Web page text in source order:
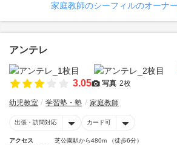
家庭教師のシーフィルのオーナ
アンテレ
3.05 写真 2枚
幼児教室 学習塾・塾 家庭教師
出張・訪問対応 カード可
アクセス
芝公園駅から480m （徒歩6分）